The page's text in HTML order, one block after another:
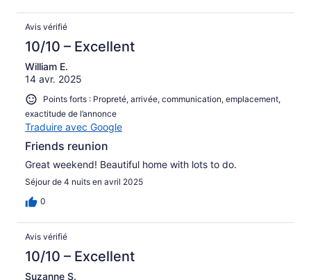
Avis vérifié
10/10 – Excellent
William E.
14 avr. 2025
Points forts : Propreté, arrivée, communication, emplacement,
exactitude de l’annonce
Traduire avec Google
Friends reunion
Great weekend! Beautiful home with lots to do.
Séjour de 4 nuits en avril 2025
0
Avis vérifié
10/10 – Excellent
Suzanne S.